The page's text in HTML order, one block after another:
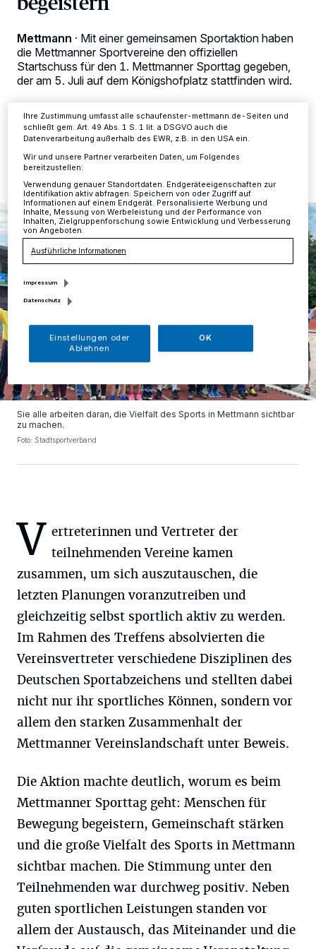
Mettmann · Mit einer gemeinsamen Sportaktion haben
die Mettmanner Sportvereine den offiziellen
Startschuss für den 1. Mettmanner Sporttag gegeben,
der am 5. Juli auf dem Königshofplatz stattfinden wird.
18.06.2026 , 10:37 Uhr Eine Minute Lesezeit
Sie alle arbeiten daran, die Vielfalt des Sports in Mettmann sichtbar
zu machen.
Foto: Stadtsportverband
V ertreterinnen und Vertreter der
teilnehmenden Vereine kamen
zusammen, um sich auszutauschen, die
letzten Planungen voranzutreiben und
gleichzeitig selbst sportlich aktiv zu werden.
Im Rahmen des Treffens absolvierten die
Vereinsvertreter verschiedene Disziplinen des
Deutschen Sportabzeichens und stellten dabei
nicht nur ihr sportliches Können, sondern vor
allem den starken Zusammenhalt der
Mettmanner Vereinslandschaft unter Beweis.
Die Aktion machte deutlich, worum es beim
Mettmanner Sporttag geht: Menschen für
Bewegung begeistern, Gemeinschaft stärken
und die große Vielfalt des Sports in Mettmann
sichtbar machen. Die Stimmung unter den
Teilnehmenden war durchweg positiv. Neben
guten sportlichen Leistungen standen vor
allem der Austausch, das Miteinander und die
Tracking-Technologien für die unter „Wir und unsere Partner
Anzeigen möglicherweise nicht mehr so relevant für Sie. Sie können
dieses Menü jederzeit wieder aufrufen, um Ihre Einstellungen zu
ändern oder Ihre Einwilligung zu widerrufen, indem Sie auf den Link
Einstellungen oder Ablehnen am unteren Rand der Webseite klicken.
Ihre Einstellungen gelten innerhalb unseres Website. Weitere
Ihre Zustimmung umfasst alle schaufenster-mettmann.de-Seiten und
schließt gem. Art. 49 Abs. 1 S. 1 lit. a DSGVO auch die
Datenverarbeitung außerhalb des EWR, z.B. in den USA ein.
Wir und unsere Partner verarbeiten Daten, um Folgendes
bereitzustellen:
Verwendung genauer Standortdaten. Endgeräteeigenschaften zur
Identifikation aktiv abfragen. Speichern von oder Zugriff auf
Informationen auf einem Endgerät. Personalisierte Werbung und
Inhalte, Messung von Werbeleistung und der Performance von
Inhalten, Zielgruppenforschung sowie Entwicklung und Verbesserung
von Angeboten.
Ausführliche Informationen
Impressum
Datenschutz
Einstellungen oder
Ablehnen
OK